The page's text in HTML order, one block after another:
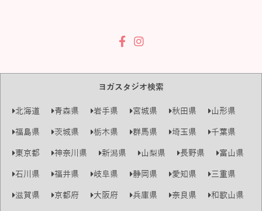
ヨガスタジオ検索
北海道 青森県 岩手県 宮城県 秋田県
山形県
福島県
茨城県 栃木県 群馬県 埼玉県
千葉県
東京都
神奈川県 新潟県 山梨県 長野県
富山県
石川県
福井県 岐阜県 静岡県 愛知県
三重県
滋賀県
京都府 大阪府 兵庫県 奈良県
和歌山県